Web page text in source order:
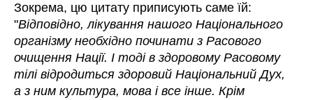
Зокрема, цю цитату приписують саме їй:
"Відповідно, лікування нашого Національного
організму необхідно починати з Расового
очищення Нації. І тоді в здоровому Расовому
тілі відродиться здоровий Національний Дух,
а з ним культура, мова і все інше. Крім